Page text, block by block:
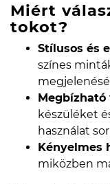
Miért
tokot?
Stílusos és
színes
Megbízható
készüléket
használat
Kényelmes
miközben